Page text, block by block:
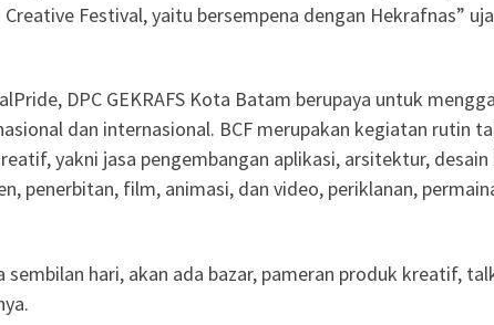
Festival, yaitu bersempena dengan Hekrafnas”
DPC GEKRAFS Kota Batam berupaya untuk
dan internasional. BCF merupakan kegiatan rutin
yakni jasa pengembangan aplikasi, arsitektur,
penerbitan, film, animasi, dan video, periklanan,
sembilan hari, akan ada bazar, pameran produk kreatif,